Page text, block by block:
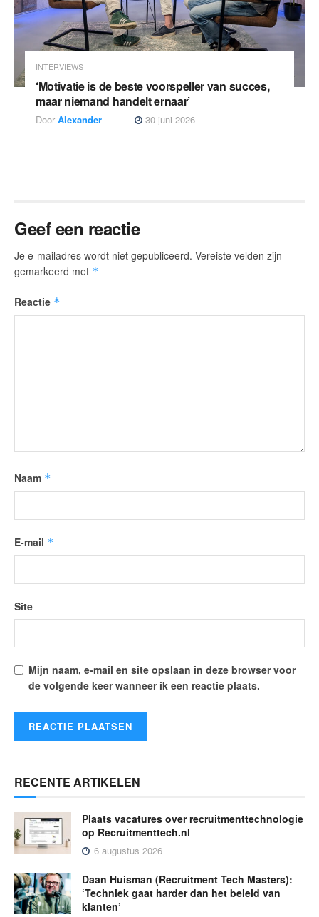
INTERVIEWS
‘Motivatie is de beste voorspeller van succes,
maar niemand handelt ernaar’
Door Alexander 30 juni 2026
Geef een reactie
Je e-mailadres wordt niet gepubliceerd. Vereiste velden zijn
gemarkeerd met *
Reactie *
Naam *
E-mail *
Site
Mijn naam, e-mail en site opslaan in deze browser voor
de volgende keer wanneer ik een reactie plaats.
RECENTE ARTIKELEN
Plaats vacatures over recruitmenttechnologie
op Recruitmenttech.nl
6 augustus 2026
Daan Huisman (Recruitment Tech Masters):
‘Techniek gaat harder dan het beleid van
klanten’